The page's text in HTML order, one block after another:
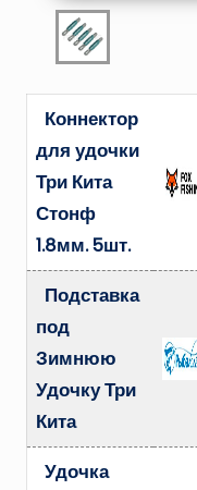
Коннектор
для удочки
Три Кита
Стонф
1.8мм. 5шт.
Подставка
под
Зимнюю
Удочку Три
Кита
Удочка